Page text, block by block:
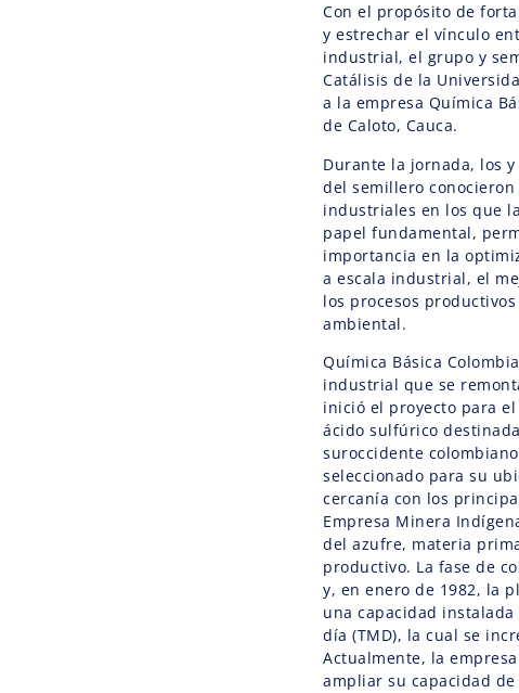
Con el propósito de
y estrechar el vínculo
industrial, el grupo y
Catálisis de la
a la empresa Química
de Caloto, Cauca.
Durante la jornada, los
del semillero
industriales en los que
papel fundamental,
importancia en la
a escala industrial, el
los procesos
ambiental.
Química Básica
industrial que se
inició el proyecto para
ácido sulfúrico
suroccidente
seleccionado para su
cercanía con los
Empresa Minera
del azufre, materia
productivo. La fase de
y, en enero de 1982, la
una capacidad
día (TMD), la cual se
Actualmente, la
ampliar su capacidad